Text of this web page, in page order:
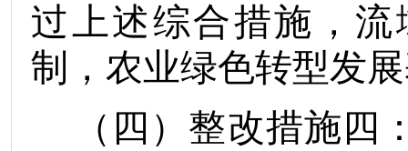
过上述综合措施，
制，农业绿色转型发
（四） 整改措施四